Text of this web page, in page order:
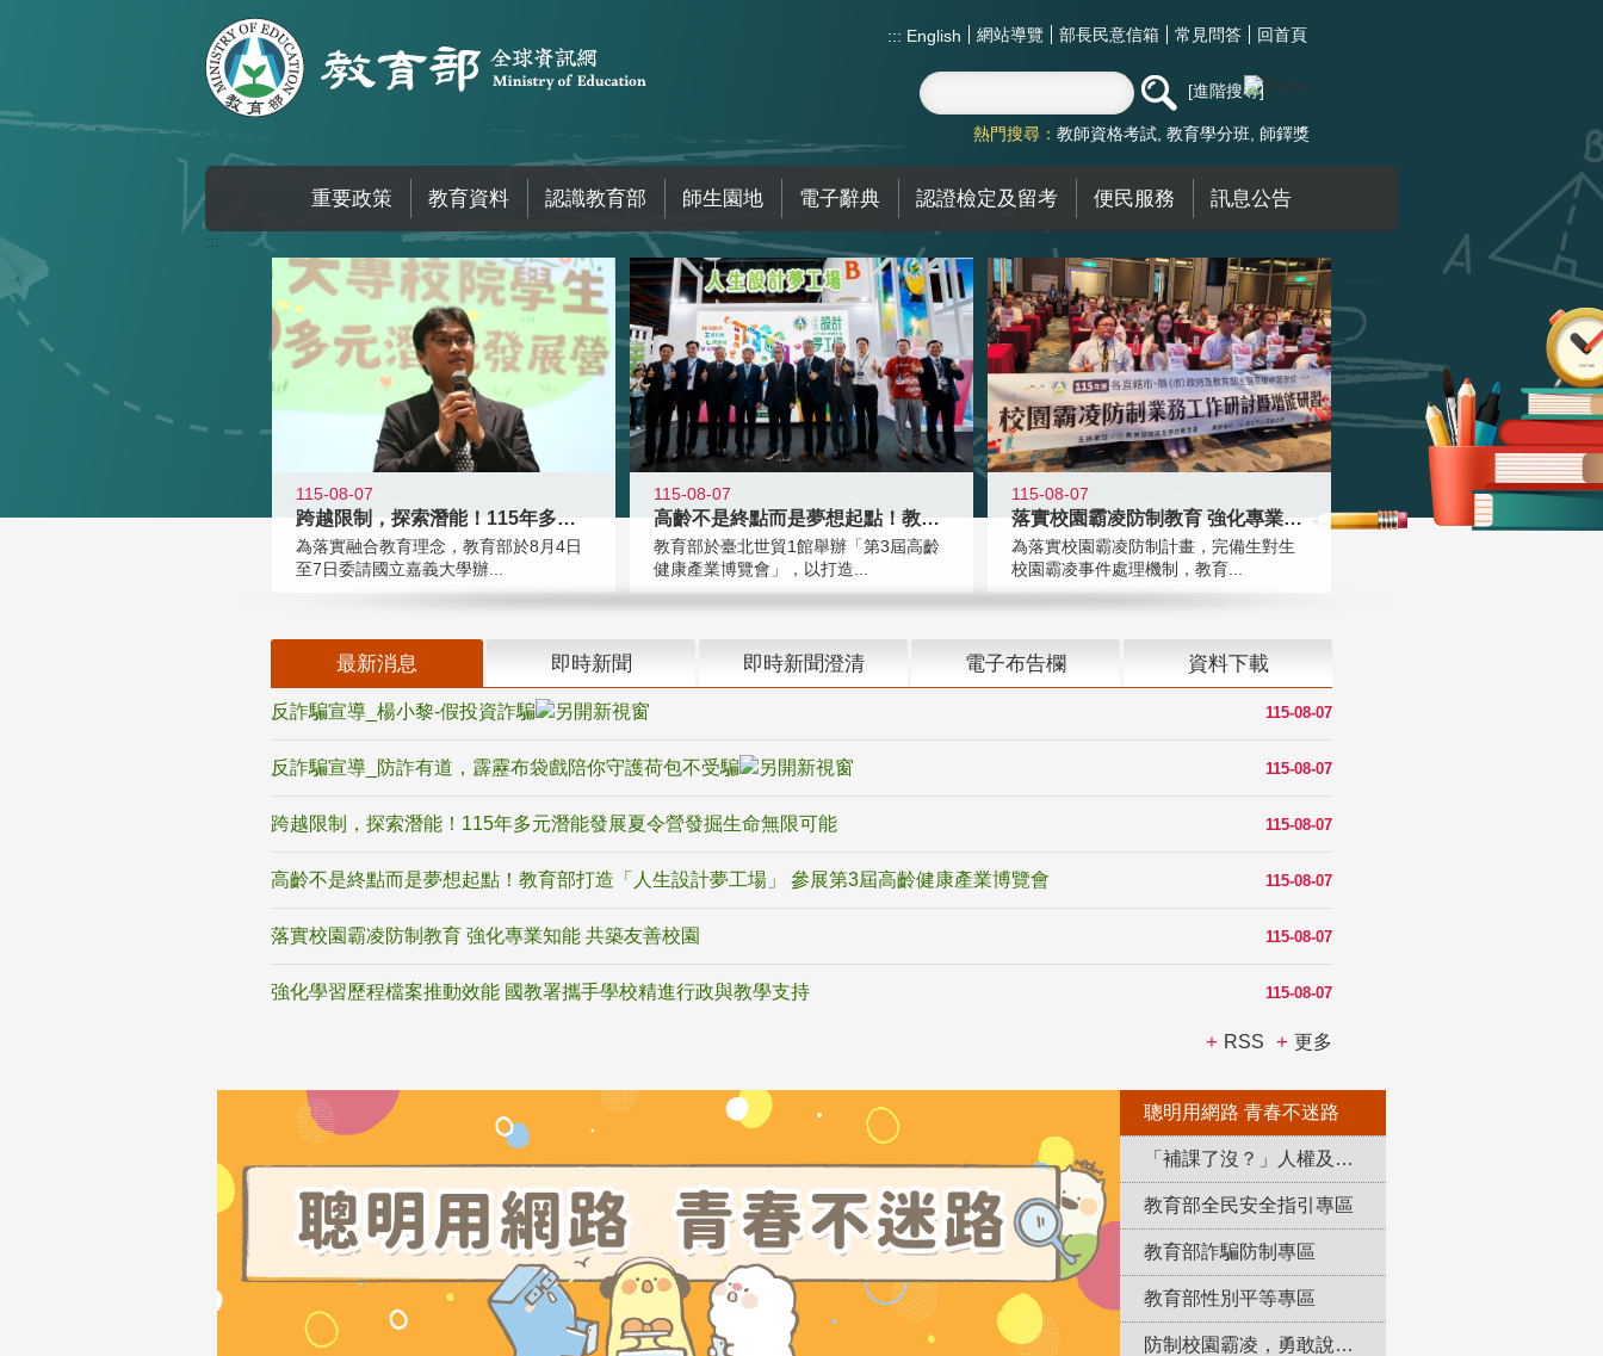
::: English 網站導覽 部長民意信箱 常見問答 回首頁
進階搜尋
熱門搜尋： 教師資格考試 教育學分班 師鐸獎
重要政策 教育資料 認識教育部 師生園地 電子辭典 認證檢定及留考 便民服務 訊息公告
:::
115-08-07
跨越限制，探索潛能！115年多元潛
為落實融合教育理念，教育部於8月4日
至7日委請國立嘉義大學辦...
115-08-07
高齡不是終點而是夢想起點！教育部打
教育部於臺北世貿1館舉辦「第3屆高齡
健康產業博覽會」，以打造...
115-08-07
落實校園霸凌防制教育 強化專業知能
為落實校園霸凌防制計畫，完備生對生
校園霸凌事件處理機制，教育...
最新消息 即時新聞 即時新聞澄清 電子布告欄 資料下載
115-08-07
反詐騙宣導_楊小黎-假投資詐騙
115-08-07
反詐騙宣導_防詐有道，霹靂布袋戲陪你守護荷包不受騙
115-08-07
跨越限制，探索潛能！115年多元潛能發展夏令營發掘生命無限可能
115-08-07
高齡不是終點而是夢想起點！教育部打造「人生設計夢工場」 參展第3屆高齡健康產業博覽會
115-08-07
落實校園霸凌防制教育 強化專業知能 共築友善校園
115-08-07
強化學習歷程檔案推動效能 國教署攜手學校精進行政與教學支持
RSS 更多
聰明用網路 青春不迷路
「補課了沒？」人權及轉型正義教育專區
教育部全民安全指引專區
教育部詐騙防制專區
教育部性別平等專區
防制校園霸凌，勇敢說出來！